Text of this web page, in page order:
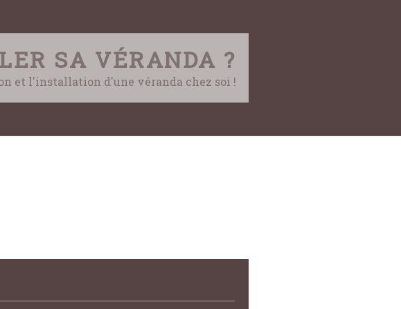
SA VÉRANDA ?
et l'installation d'une véranda chez soi !